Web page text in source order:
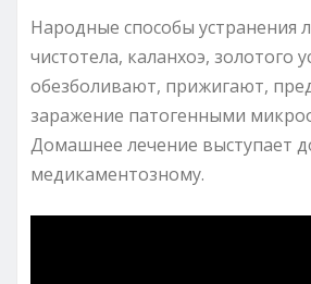
Народные способы устранения
чистотела, каланхоэ, золотого
обезболивают, прижигают,
заражение патогенными
Домашнее лечение выступает
медикаментозному.